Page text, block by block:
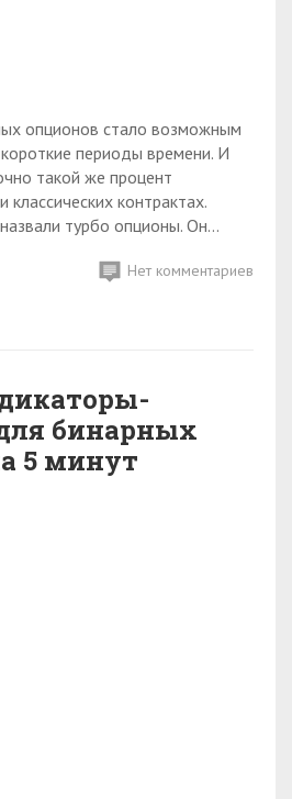
опционов стало возможным
периоды времени. И
такой же процент
классических контрактах.
турбо опционы. Он...
Нет комментариев
бинарных
5 минут